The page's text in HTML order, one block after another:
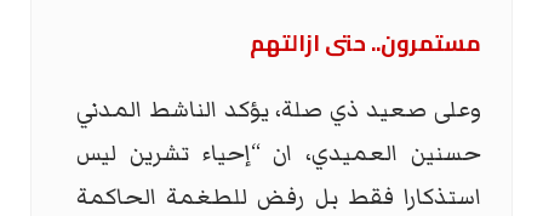
مستمرون.. حتى ازالتهم
وعلى صعيد ذي صلة، يؤكد الناشط المدني
حسنين العميدي، ان “إحياء تشرين ليس
استذكارا فقط بل رفض للطغمة الحاكمة